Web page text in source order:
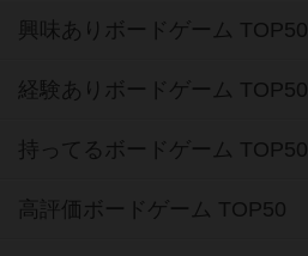
興味ありボードゲーム TOP50
経験ありボードゲーム TOP50
持ってるボードゲーム TOP50
高評価ボードゲーム TOP50